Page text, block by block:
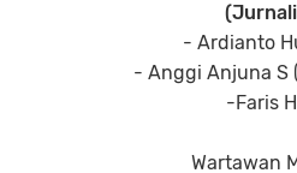
- Ardianto
- Anggi Anjuna S
-Faris
Wartawan